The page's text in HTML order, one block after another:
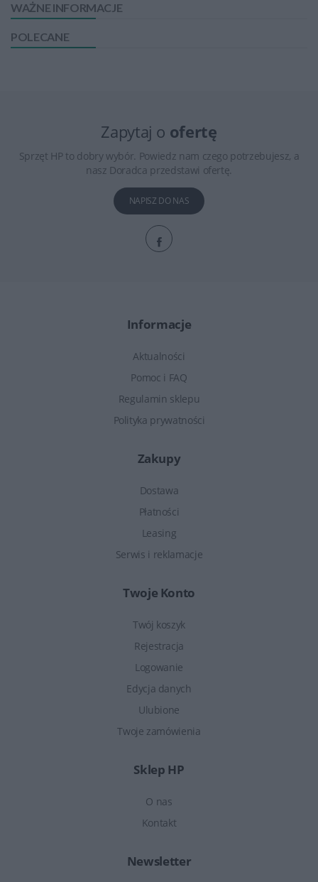
WAŻNE INFORMACJE
POLECANE
Zapytaj o ofertę
Sprzęt HP to dobry wybór. Powiedz nam czego potrzebujesz, a
nasz Doradca przedstawi ofertę.
NAPISZ DO NAS
Informacje
Aktualności
Pomoc i FAQ
Regulamin sklepu
Polityka prywatności
Zakupy
Dostawa
Płatności
Leasing
Serwis i reklamacje
Twoje Konto
Twój koszyk
Rejestracja
Logowanie
Edycja danych
Ulubione
Twoje zamówienia
Sklep HP
O nas
Kontakt
Newsletter